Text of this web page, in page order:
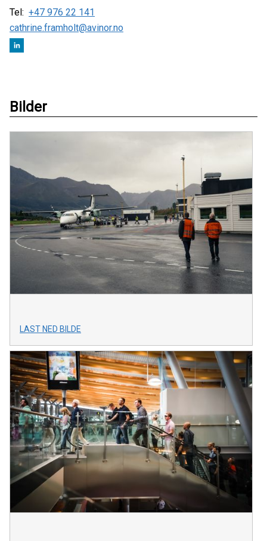
Tel: +47 976 22 141
cathrine.framholt@avinor.no
Bilder
LAST NED BILDE